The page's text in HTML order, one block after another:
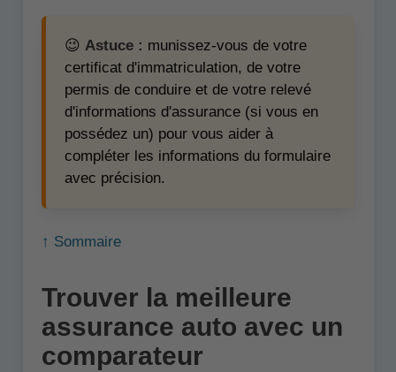
😉 Astuce : munissez-vous de votre
certificat d'immatriculation, de votre
permis de conduire et de votre relevé
d'informations d'assurance (si vous en
possédez un) pour vous aider à
compléter les informations du formulaire
avec précision.
↑ Sommaire
Trouver la meilleure
assurance auto avec un
comparateur